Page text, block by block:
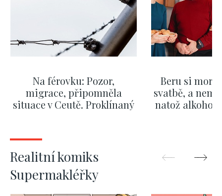
Na férovku: Pozor,
migrace, připomněla
situace v Ceutě. Proklínaný
Okamurova videa
Beru si
svatbě, a
natož alkohol.
Realitní komiks
Supermakléřky